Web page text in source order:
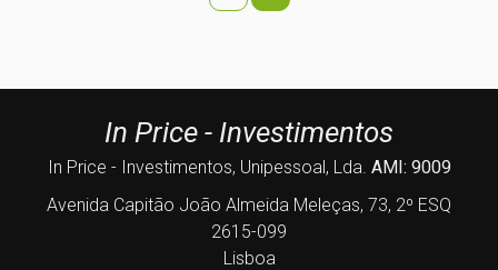
In Price - Investimentos
In Price - Investimentos, Unipessoal, Lda. AMI: 9009
Avenida Capitão João Almeida Meleças, 73, 2º ESQ
2615-099
Lisboa